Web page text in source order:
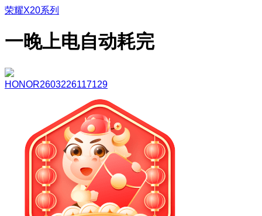
荣耀X20系列
一晚上电自动耗完
HONOR2603226117129